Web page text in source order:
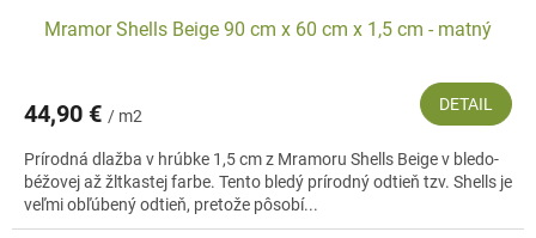
Mramor Shells Beige 90 cm x 60 cm x 1,5 cm - matný
44,90 € / m2
DETAIL
Prírodná dlažba v hrúbke 1,5 cm z Mramoru Shells Beige v bledo-
béžovej až žltkastej farbe. Tento bledý prírodný odtieň tzv. Shells je
veľmi obľúbený odtieň, pretože pôsobí...